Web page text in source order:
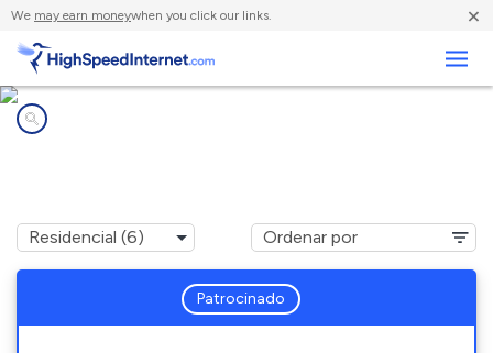
We may earn moneywhen you click our links. ×
Patrocinado